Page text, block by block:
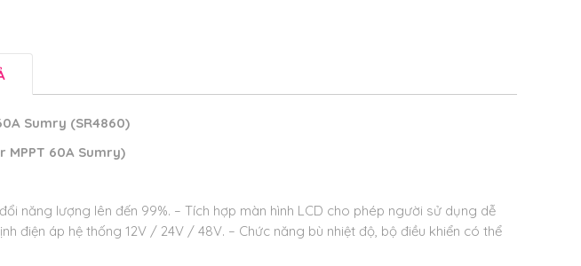
Sumry (SR4860)
60A Sumry)
năng lượng lên đến 99%. – Tích hợp màn hình LCD cho phép người sử dụng dễ
điện áp hệ thống 12V / 24V / 48V. – Chức năng bù nhiệt độ, bộ điều khiển có thể